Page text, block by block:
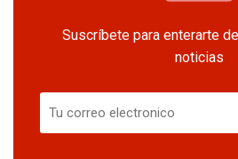
Suscríbete para enterarte
noticias